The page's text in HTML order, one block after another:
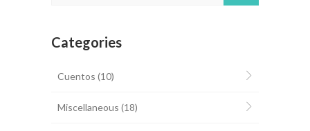
Categories
Cuentos (10)
Miscellaneous (18)